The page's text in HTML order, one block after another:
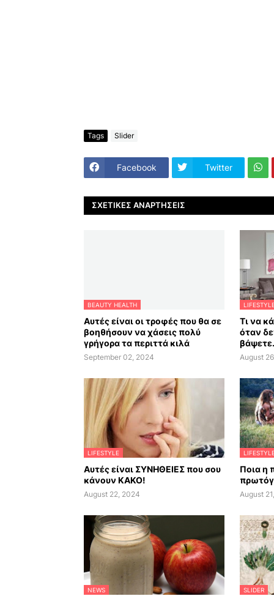
Tags Slider
Facebook Twitter
ΣΧΕΤΙΚΈΣ ΑΝΑΡΤΉΣΕΙΣ
BEAUTY HEALTH
Αυτές είναι οι τροφές που θα σε
βοηθήσουν να χάσεις πολύ
γρήγορα τα περιττά κιλά
September 02, 2024
Τι να
όταν
August
LIFESTYLE
Αυτές είναι ΣΥΝΗΘΕΙΕΣ που σου
κάνουν ΚΑΚΟ!
August 22, 2024
Ποια η
August
NEWS SLIDER